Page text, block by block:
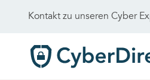
Kontakt zu unseren Cyber